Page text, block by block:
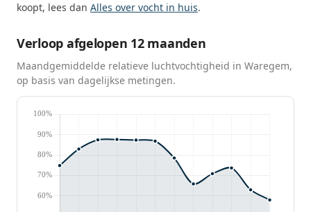
koopt, lees dan Alles over vocht in huis.
Verloop afgelopen 12 maanden
Maandgemiddelde relatieve luchtvochtigheid in Waregem,
op basis van dagelijkse metingen.